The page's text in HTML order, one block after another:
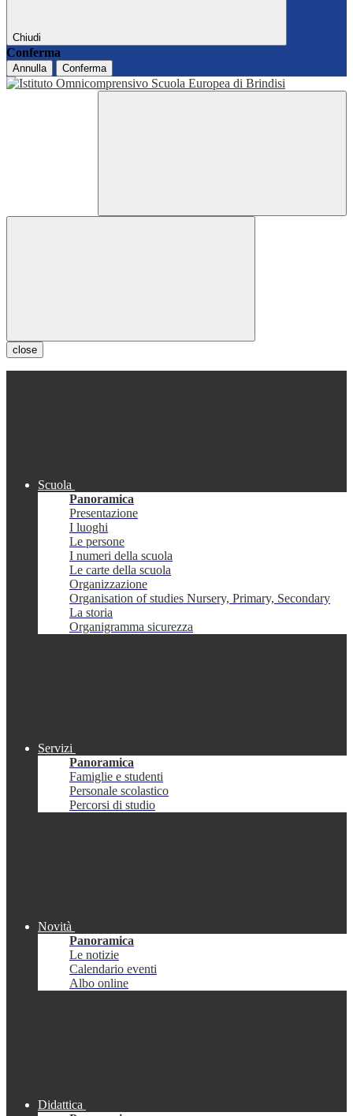
Chiudi
Conferma
Annulla Conferma
close
Scuola
Panoramica
Presentazione
I luoghi
Le persone
I numeri della scuola
Le carte della scuola
Organizzazione
Organisation of studies Nursery, Primary, Secondary
La storia
Organigramma sicurezza
Servizi
Panoramica
Famiglie e studenti
Personale scolastico
Percorsi di studio
Novità
Panoramica
Le notizie
Calendario eventi
Albo online
Didattica